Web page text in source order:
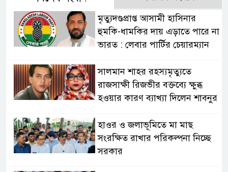
মৃত্যুদণ্ডপ্রাপ্ত আসামী হাসিনার
হুমকি-ধামকির দায় এড়াতে পারে না
ভারত : লেবার পার্টির চেয়ারম্যান
সালমান শাহর রহস্যমৃত্যুতে
রাজসাক্ষী রিজভীর বক্তব্যে ক্ষুব্ধ
হওয়ার কারণ ব্যাখ্যা দিলেন শাবনুর
হাওর ও জলাভূমিতে মা মাছ
সংরক্ষিত রাখার পরিকল্পনা নিচ্ছে
সরকার